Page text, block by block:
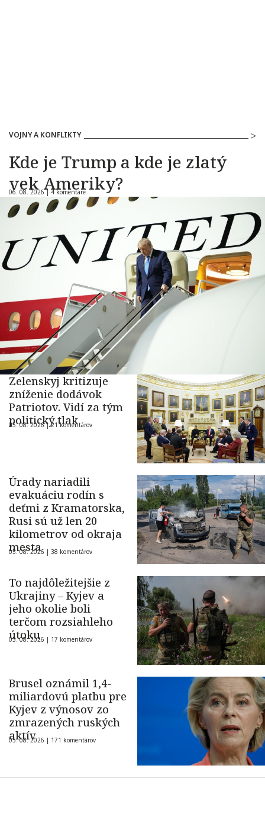
VOJNY A KONFLIKTY
Kde je Trump a kde je zlatý
vek Ameriky?
06. 08. 2026 | 4 komentáre
Zelenskyj kritizuje
zníženie dodávok
Patriotov. Vidí za tým
politický tlak
05. 08. 2026 |21 komentárov
Úrady nariadili
evakuáciu rodín s
deťmi z Kramatorska,
Rusi sú už len 20
kilometrov od okraja
mesta
05. 08. 2026 | 38 komentárov
To najdôležitejšie z
Ukrajiny – Kyjev a
jeho okolie boli
terčom rozsiahleho
útoku
05. 08. 2026 | 17 komentárov
Brusel oznámil 1,4-
miliardovú platbu pre
Kyjev z výnosov zo
zmrazených ruských
aktív
05. 08. 2026 | 171 komentárov